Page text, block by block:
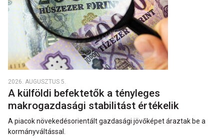
2026. AUGUSZTUS 5.
A külföldi befektetők a tényleges
makrogazdasági stabilitást értékelik
A piacok növekedésorientált gazdasági jövőképet áraztak be a
kormányváltással.